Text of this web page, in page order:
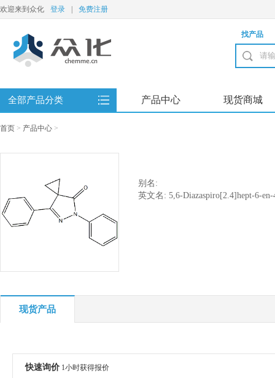
欢迎来到众化 登录 免费注册
找产品
全部产品分类 产品中心 现货商城
首页 > 产品中心 >
别名:
英文名: 5,6-Diazaspiro[2.4]hept-6-
现货产品
快速询价 1小时获得报价